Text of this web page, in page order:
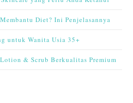
Diet? Ini Penjelasannya
untuk Wanita Usia 35+
& Scrub Berkualitas Premium